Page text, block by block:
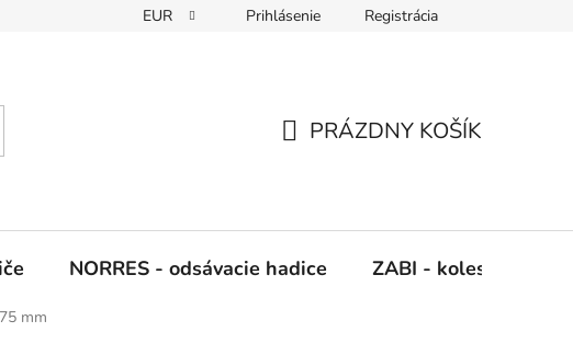
Napíšte nám
EUR Prihlásenie Registrácia
PRÁZDNY KOŠÍK
NORRES - odsávacie hadice ZABI - kolesá,
mm